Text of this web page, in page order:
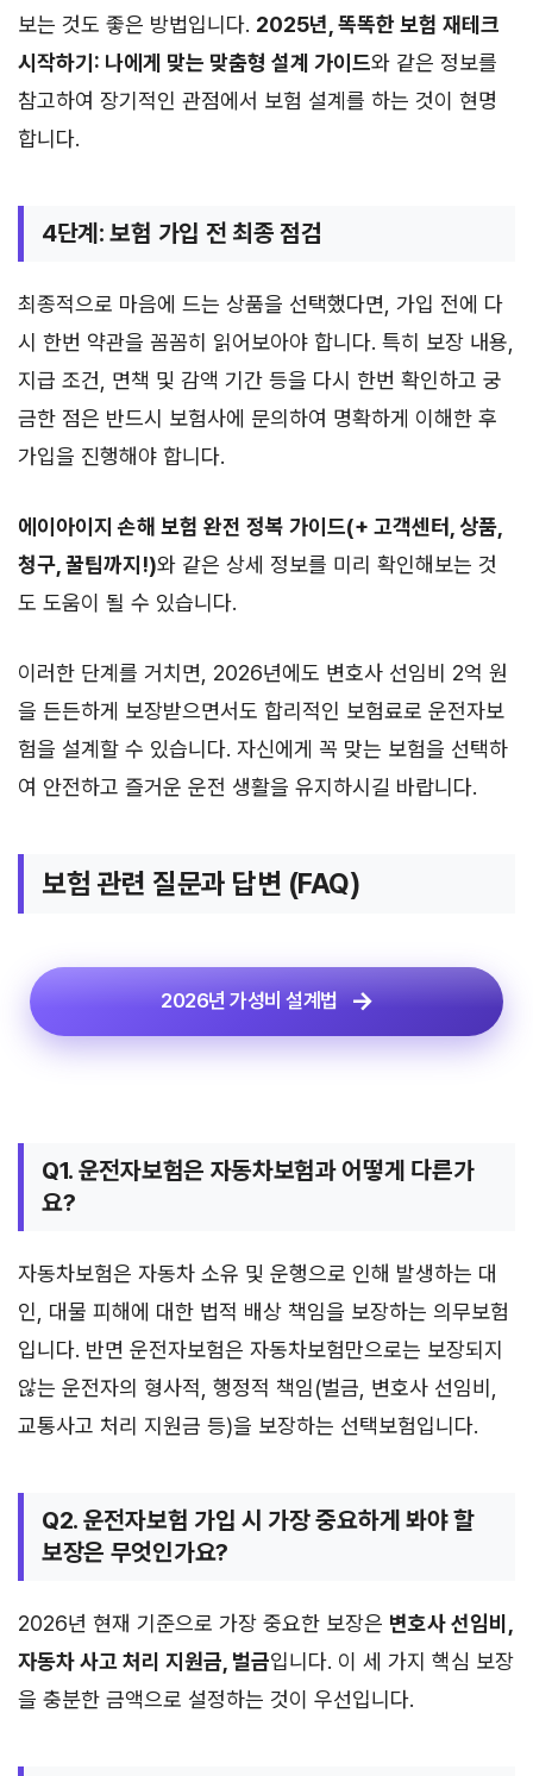
보는 것도 좋은 방법입니다. 2025년, 똑똑한 보험 재테크
시작하기: 나에게 맞는 맞춤형 설계 가이드와 같은 정보를
참고하여 장기적인 관점에서 보험 설계를 하는 것이 현명
합니다.
4단계: 보험 가입 전 최종 점검
최종적으로 마음에 드는 상품을 선택했다면, 가입 전에 다
시 한번 약관을 꼼꼼히 읽어보아야 합니다. 특히 보장 내용,
지급 조건, 면책 및 감액 기간 등을 다시 한번 확인하고 궁
금한 점은 반드시 보험사에 문의하여 명확하게 이해한 후
가입을 진행해야 합니다.
에이아이지 손해 보험 완전 정복 가이드(+ 고객센터, 상품,
청구, 꿀팁까지!)와 같은 상세 정보를 미리 확인해보는 것
도 도움이 될 수 있습니다.
이러한 단계를 거치면, 2026년에도 변호사 선임비 2억 원
을 든든하게 보장받으면서도 합리적인 보험료로 운전자보
험을 설계할 수 있습니다. 자신에게 꼭 맞는 보험을 선택하
여 안전하고 즐거운 운전 생활을 유지하시길 바랍니다.
보험 관련 질문과 답변 (FAQ)
2026년 가성비 설계법
Q1. 운전자보험은 자동차보험과 어떻게 다른가
요?
자동차보험은 자동차 소유 및 운행으로 인해 발생하는 대
인, 대물 피해에 대한 법적 배상 책임을 보장하는 의무보험
입니다. 반면 운전자보험은 자동차보험만으로는 보장되지
않는 운전자의 형사적, 행정적 책임(벌금, 변호사 선임비,
교통사고 처리 지원금 등)을 보장하는 선택보험입니다.
Q2. 운전자보험 가입 시 가장 중요하게 봐야 할
보장은 무엇인가요?
2026년 현재 기준으로 가장 중요한 보장은 변호사 선임비,
자동차 사고 처리 지원금, 벌금입니다. 이 세 가지 핵심 보장
을 충분한 금액으로 설정하는 것이 우선입니다.